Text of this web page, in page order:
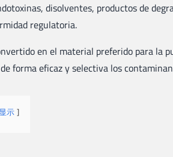
disolventes, productos de
regulatoria.
en el material preferido para la
forma eficaz y selectiva los
示